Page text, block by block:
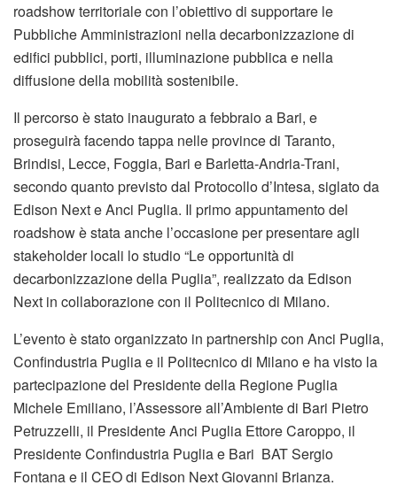
roadshow territoriale con l’obiettivo di supportare le
Pubbliche Amministrazioni nella decarbonizzazione di
edifici pubblici, porti, illuminazione pubblica e nella
diffusione della mobilità sostenibile.
Il percorso è stato inaugurato a febbraio a Bari, e
proseguirà facendo tappa nelle province di Taranto,
Brindisi, Lecce, Foggia, Bari e Barletta-Andria-Trani,
secondo quanto previsto dal Protocollo d’Intesa, siglato da
Edison Next e Anci Puglia. Il primo appuntamento del
roadshow è stata anche l’occasione per presentare agli
stakeholder locali lo studio “Le opportunità di
decarbonizzazione della Puglia”, realizzato da Edison
Next in collaborazione con il Politecnico di Milano.
L’evento è stato organizzato in partnership con Anci Puglia,
Confindustria Puglia e il Politecnico di Milano e ha visto la
partecipazione del Presidente della Regione Puglia
Michele Emiliano, l’Assessore all’Ambiente di Bari Pietro
Petruzzelli, il Presidente Anci Puglia Ettore Caroppo, il
Presidente Confindustria Puglia e Bari BAT Sergio
Fontana e il CEO di Edison Next Giovanni Brianza.